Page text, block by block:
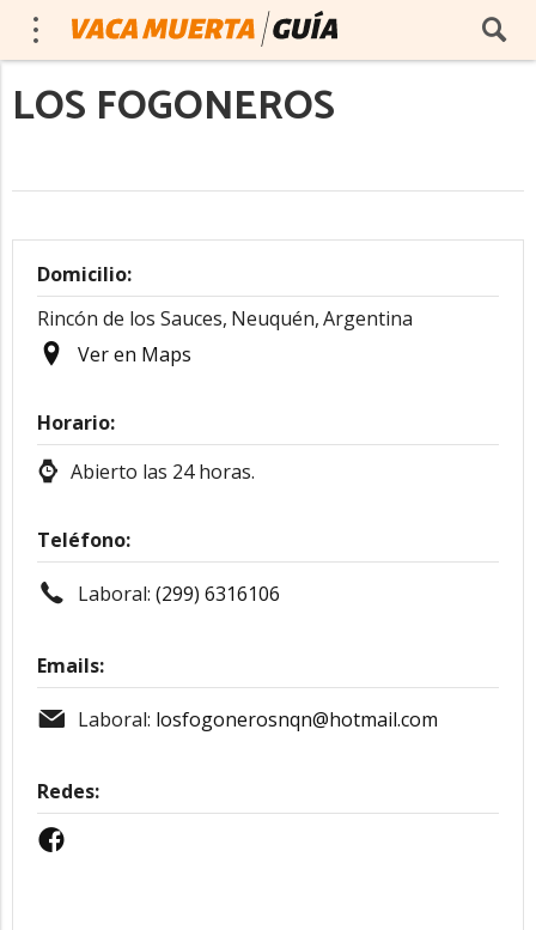
LOS FOGONEROS
Domicilio:
Rincón de los Sauces, Neuquén,Argentina
Ver en Maps
Horario:
Abierto las 24 horas.
Teléfono:
Laboral: (299) 6316106
Emails:
Laboral: losfogonerosnqn@hotmail.com
Redes: